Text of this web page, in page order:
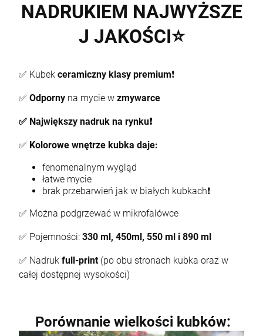
Kubek Wiedźmin 3 wiele wzorów
13,90 zł
NADRUKIEM NAJWYŻSZE
J JAKOŚCI⭐
✅ Kubek ceramiczny klasy premium❗
✅ Odporny na mycie w zmywarce
✅ Największy nadruk na rynku❗
✅ Kolorowe wnętrze kubka daje:
fenomenalnym wygląd
łatwe mycie
brak przebarwień jak w białych kubkach❗
✅ Można podgrzewać w mikrofalówce
✅ Pojemności: 330 ml, 450ml, 550 ml i 890 ml
✅ Nadruk full-print (po obu stronach kubka oraz w
całej dostępnej wysokości)
Porównanie wielkości kubków: